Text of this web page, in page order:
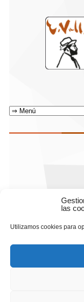
las
Utilizamos cookies para
Tu